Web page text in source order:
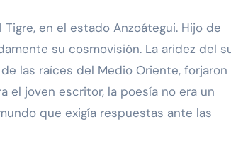
en el estado Anzoátegui. Hijo de
su cosmovisión. La aridez del
las raíces del Medio Oriente, forjaron
el joven escritor, la poesía no era un
que exigía respuestas ante las